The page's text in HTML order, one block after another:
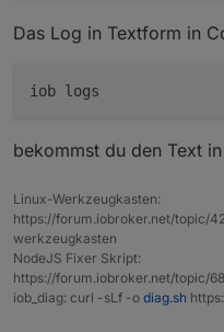
Das Log in Textform in
bekommst du den Text
Linux-Werkzeugkasten:
https://forum.iobroker.net/topic/
werkzeugkasten
NodeJS Fixer Skript:
https://forum.iobroker.net/topic/
iob_diag: curl -sLf -o diag.sh